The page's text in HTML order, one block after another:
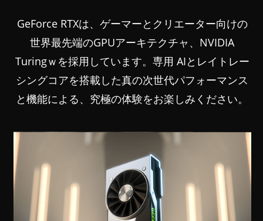
GeForce RTXは、ゲーマーとクリエーター向けの
世界最先端のGPUアーキテクチャ、NVIDIA
Turingｗを採用しています。専用 AIとレイトレー
シングコアを搭載した真の次世代パフォーマンス
と機能による、究極の体験をお楽しみください。